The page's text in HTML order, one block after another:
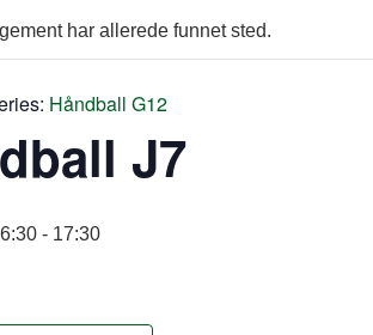
har allerede funnet sted.
Håndball G12
J7
- 17:30